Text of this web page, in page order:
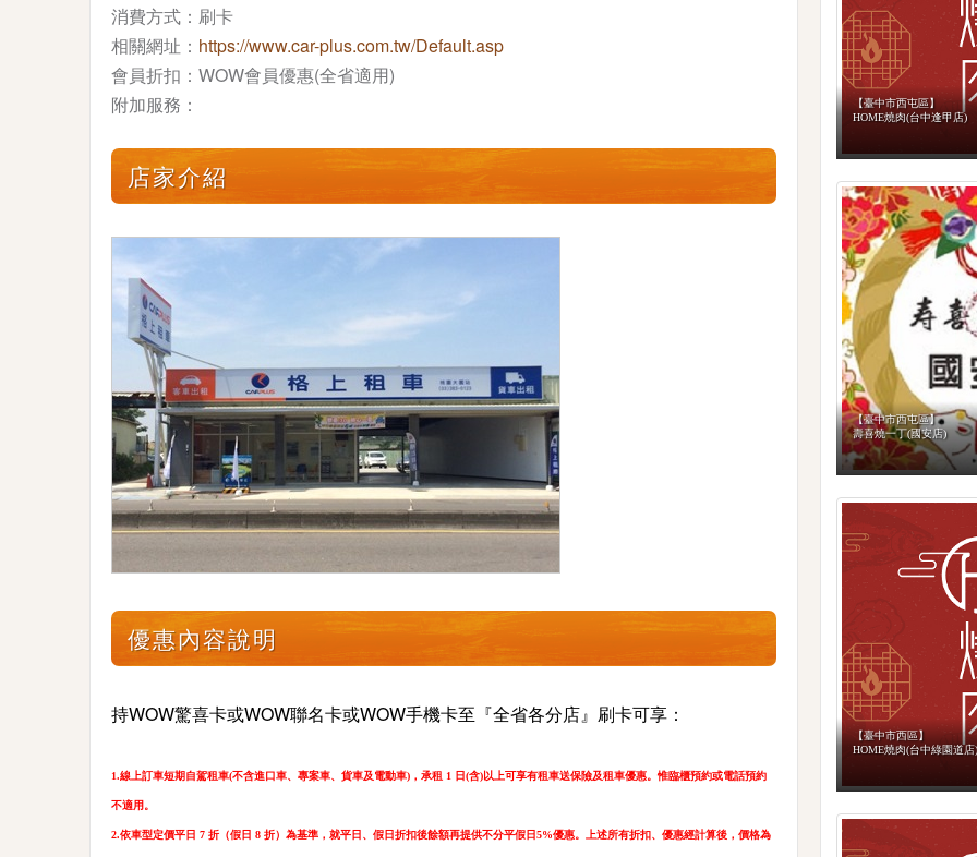
消費方式：刷卡
相關網址： https://www.car-plus.com.tw/Default.asp
會員折扣：WOW會員優惠(全省適用)
附加服務：
店家介紹
優惠內容說明
持WOW驚喜卡或WOW聯名卡或WOW手機卡至『全省各分店』刷卡可享：
1.線上訂車短期自駕租車(不含進口車、專案車、貨車及電動車)，承租 1 日(含)以上可享有租車送保險及租車優惠。惟臨櫃預約或電話預約
不適用。
2.依車型定價平日 7 折（假日 8 折）為基準，就平日、假日折扣後餘額再提供不分平假日5%優惠。上述所有折扣、優惠經計算後，價格為
【臺中市西屯區】
HOME燒肉(台中逢甲店)
【臺中市西屯區】
壽喜燒一丁(國安店)
【臺中市西區】
HOME燒肉(台中綠園道店)